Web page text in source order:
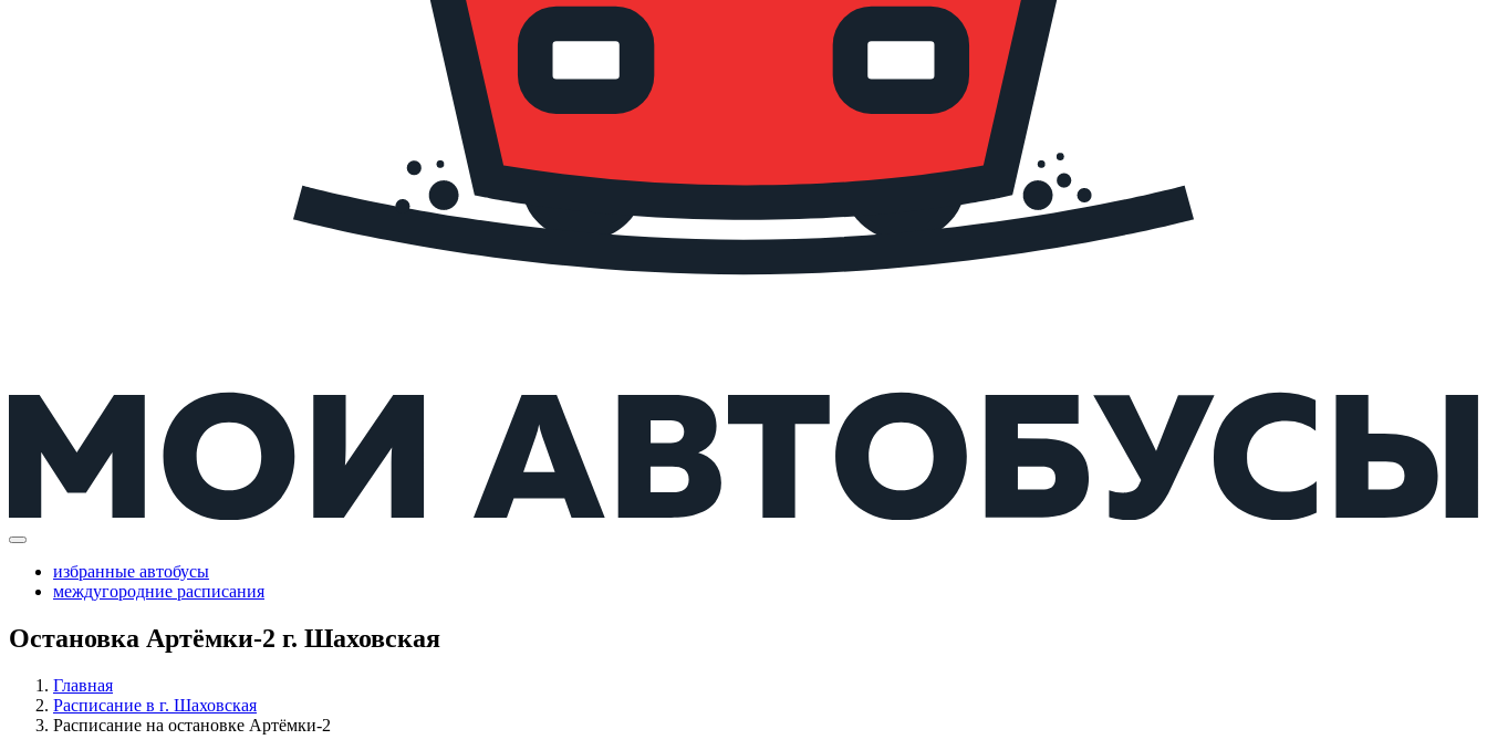
избранные автобусы
междугородние расписания
Остановка Артёмки-2 г. Шаховская
Главная
Расписание в г. Шаховская
Расписание на остановке Артёмки-2